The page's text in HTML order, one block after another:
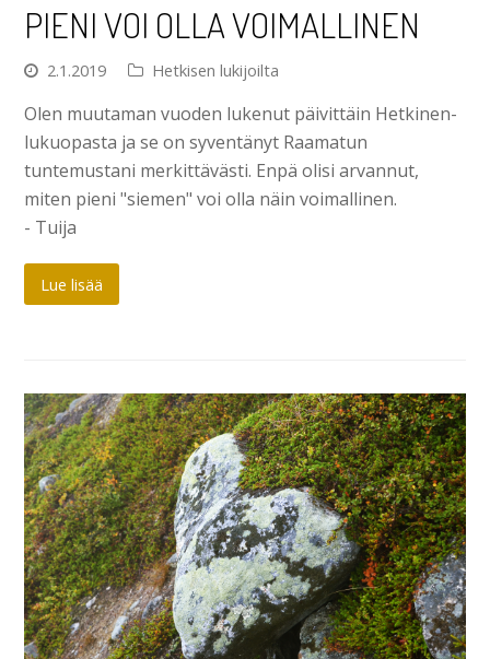
PIENI VOI OLLA VOIMALLINEN
2.1.2019 Hetkisen lukijoilta
Olen muutaman vuoden lukenut päivittäin Hetkinen-
lukuopasta ja se on syventänyt Raamatun
tuntemustani merkittävästi. Enpä olisi arvannut,
miten pieni "siemen" voi olla näin voimallinen.
- Tuija
Lue lisää